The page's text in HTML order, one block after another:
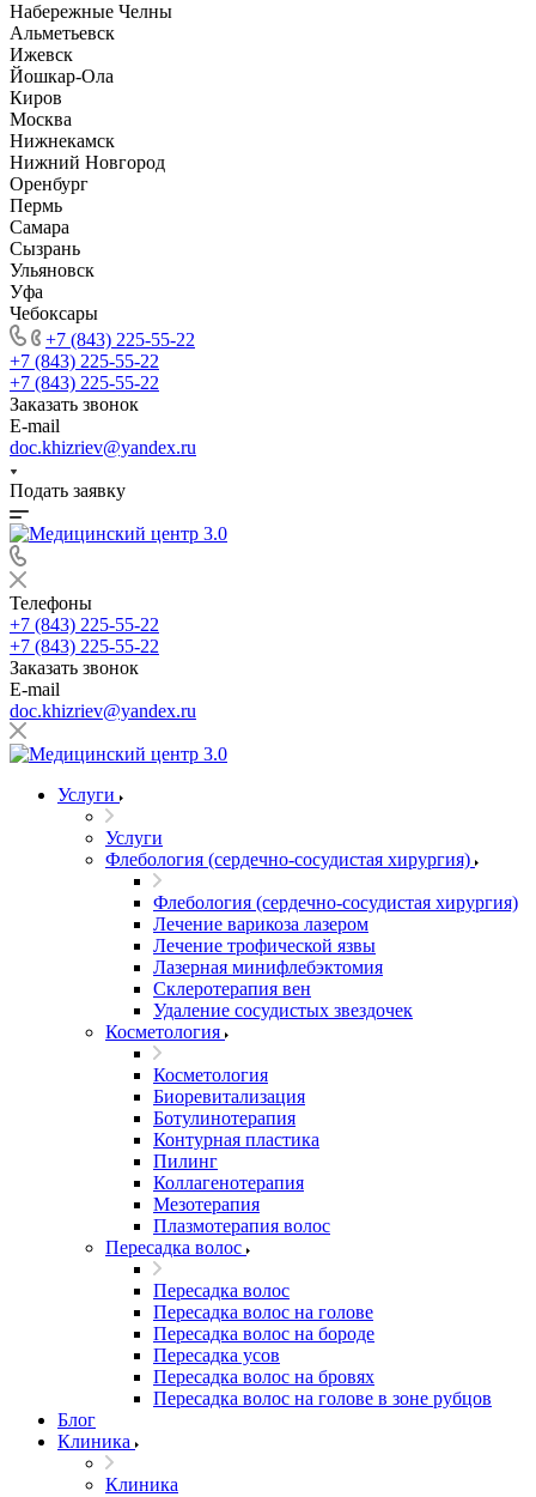
Набережные Челны
Альметьевск
Ижевск
Йошкар-Ола
Киров
Москва
Нижнекамск
Нижний Новгород
Оренбург
Пермь
Самара
Сызрань
Ульяновск
Уфа
Чебоксары
+7 (843) 225-55-22
+7 (843) 225-55-22
+7 (843) 225-55-22
Заказать звонок
E-mail
doc.khizriev@yandex.ru
Подать заявку
Телефоны
+7 (843) 225-55-22
+7 (843) 225-55-22
Заказать звонок
E-mail
doc.khizriev@yandex.ru
Услуги
Услуги
Флебология (сердечно-сосудистая хирургия)
Флебология (сердечно-сосудистая хирургия)
Лечение варикоза лазером
Лечение трофической язвы
Лазерная минифлебэктомия
Cклеротерапия вен
Удаление сосудистых звездочек
Косметология
Косметология
Биоревитализация
Ботулинотерапия
Контурная пластика
Пилинг
Коллагенотерапия
Мезотерапия
Плазмотерапия волос
Пересадка волос
Пересадка волос
Пересадка волос на голове
Пересадка волос на бороде
Пересадка усов
Пересадка волос на бровях
Пересадка волос на голове в зоне рубцов
Блог
Клиника
Клиника